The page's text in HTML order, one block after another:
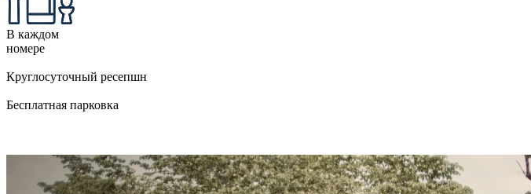
В каждом
номере
Круглосуточный ресепшн
Бесплатная парковка